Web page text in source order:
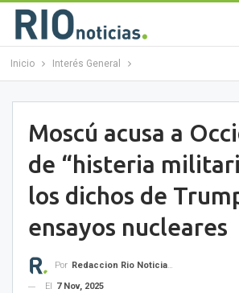
Inicio Interés General
Moscú acusa a
de “histeria
los dichos de
ensayos nucleares
Por Redaccion Rio Noticias OK
El
7 Nov, 2025